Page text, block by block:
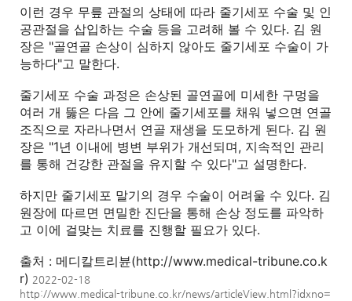
이런 경우 무릎 관절의 상태에 따라 줄기세포 수술 및 인
공관절을 삽입하는 수술 등을 고려해 볼 수 있다. 김 원
장은 "골연골 손상이 심하지 않아도 줄기세포 수술이 가
능하다"고 말한다.
줄기세포 수술 과정은 손상된 골연골에 미세한 구멍을
여러 개 뚫은 다음 그 안에 줄기세포를 채워 넣으면 연골
조직으로 자라나면서 연골 재생을 도모하게 된다. 김 원
장은 "1년 이내에 병변 부위가 개선되며, 지속적인 관리
를 통해 건강한 관절을 유지할 수 있다"고 설명한다.
하지만 줄기세포 말기의 경우 수술이 어려울 수 있다. 김
원장에 따르면 면밀한 진단을 통해 손상 정도를 파악하
고 이에 걸맞는 치료를 진행할 필요가 있다.
출처 : 메디칼트리뷴(http://www.medical-tribune.co.k
r) 2022-02-18
http://www.medical-tribune.co.kr/news/articleView.html?idxno=